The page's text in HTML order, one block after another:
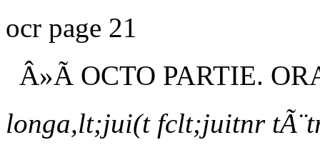
ocr page 21
Â»Ã OCTO PARTIE.
longa,lt;jui(t fclt;juitnr